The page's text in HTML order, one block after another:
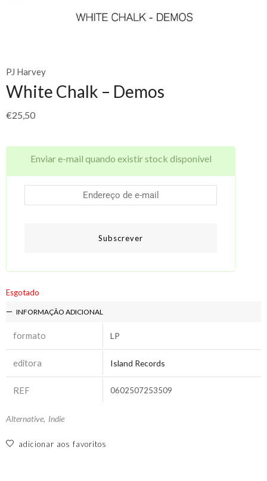
PJ Harvey
White Chalk – Demos
€25,50
Enviar e-mail quando existir stock disponível
Subscrever
Esgotado
INFORMAÇÃO ADICIONAL
formato LP
editora Island Records
REF 0602507253509
Alternative, Indie
adicionar aos favoritos